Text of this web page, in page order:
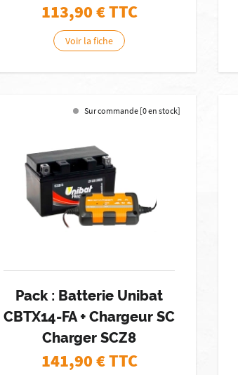
113,90€ TTC
Voir la fiche
Sur commande [0 en stock]
Pack : Batterie Unibat
CBTX14-FA + Chargeur SC
Charger SCZ8
141,90€ TTC